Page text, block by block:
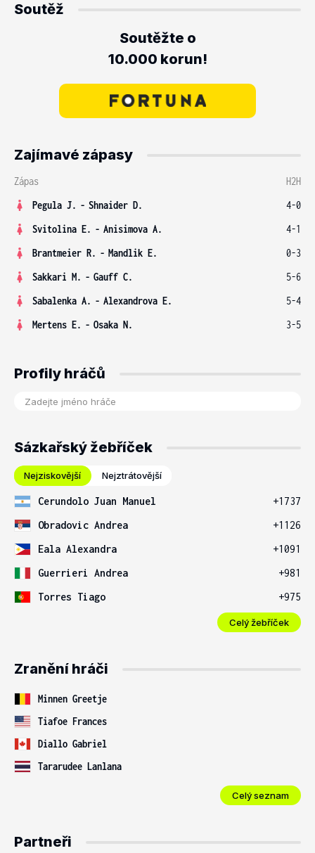
Soutěž
Soutěžte o
10.000 korun!
Zajímavé zápasy
Zápas
H2H
Pegula J. - Shnaider D.
4-0
Svitolina E. - Anisimova A.
4-1
Brantmeier R. - Mandlik E.
0-3
Sakkari M. - Gauff C.
5-6
Sabalenka A. - Alexandrova E.
5-4
Mertens E. - Osaka N. 3-5
Profily hráčů
Sázkařský žebříček
Nejziskovější Nejztrátovější
Cerundolo Juan Manuel
+1737
Obradovic Andrea
+1126
Eala Alexandra
+1091
Guerrieri Andrea
+981
Torres Tiago
+975
Celý žebříček
Zranění hráči
Minnen Greetje
Tiafoe Frances
Diallo Gabriel
Tararudee Lanlana
Celý seznam
Partneři